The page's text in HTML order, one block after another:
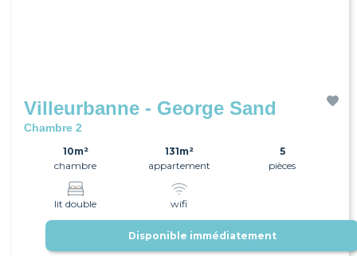
Villeurbanne - George Sand
Chambre 2
10m²
chambre
131m²
appartement
5
pièces
lit double wifi
Disponible immédiatement